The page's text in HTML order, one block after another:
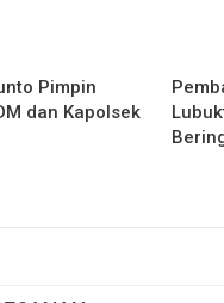
Pimpin
dan Kapolsek